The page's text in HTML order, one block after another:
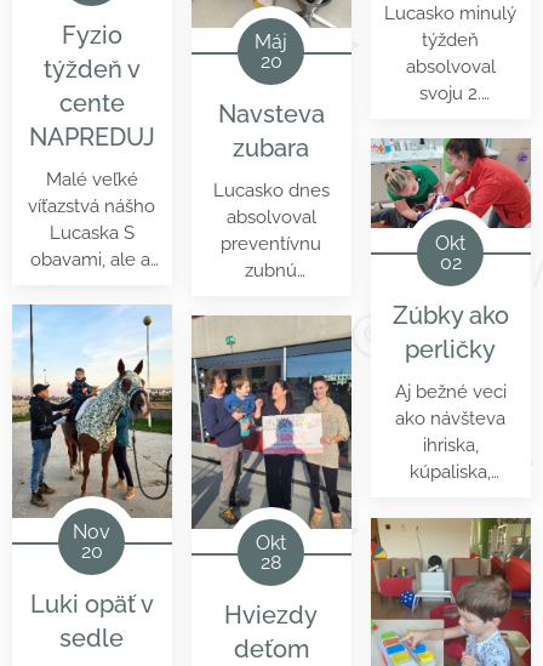
Fyzio
týždeň v
cente
NAPREDUJ
Malé veľké
víťazstvá nášho
Lucaska S
obavami, ale aj
nádejou sme
vstupovali do
týždňa
intenzívneho
rehabilitačného
pobytu v centre
Napreduj -
Rehabilitačné
centrum
Napreduj.
Máj
20
Navsteva
zubara
Lucasko dnes
absolvoval
preventívnu
zubnú
doktorka
Kardelis dnes
neprišla o
žiaden prst a
Lukiho zúbky
sú krásne
zdravé :)
Lucasko minulý
týždeň
absolvoval
svoju 2.
delfináriu Oskar
v meste
Truskavec (UA)
za pomoci
Delfinoterapia
SK. Opäť
odchádzame s
nesmierne
silnými
emóciami a
zážitkami . Luki
má 5 rokov no
mentálne je
1roka. Kvôli
problémom s
nožičkami
nechodí,
nerozpráva a
trpí ťažkým
Nov
20
Luki opäť v
sedle
Okt
28
Hviezdy
deťom
Okt
02
Zúbky ako
perličky
Aj bežné veci
ako návšteva
ihriska,
kúpaliska,
kaderníka sú
pre nás
náročné.